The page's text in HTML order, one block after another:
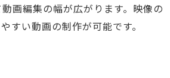
画編集の幅が広がります。映像の
すい動画の制作が可能です。